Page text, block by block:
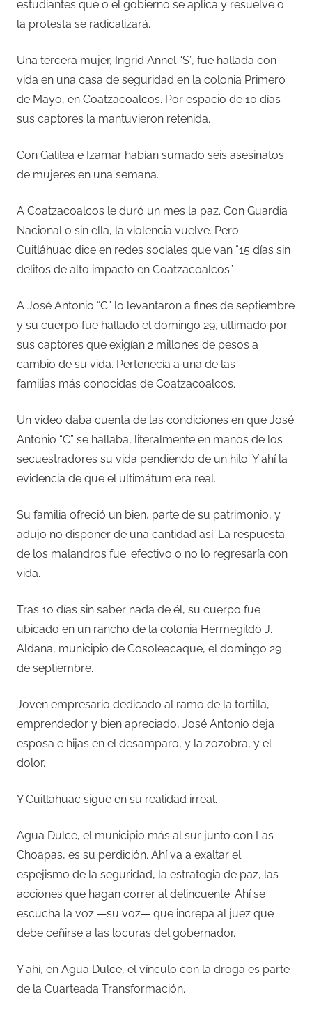
estudiantes que o el gobierno se aplica y resuelve o
la protesta se radicalizará.
Una tercera mujer, Ingrid Annel “S”, fue hallada con
vida en una casa de seguridad en la colonia Primero
de Mayo, en Coatzacoalcos. Por espacio de 10 días
sus captores la mantuvieron retenida.
Con Galilea e Izamar habían sumado seis asesinatos
de mujeres en una semana.
A Coatzacoalcos le duró un mes la paz. Con Guardia
Nacional o sin ella, la violencia vuelve. Pero
Cuitláhuac dice en redes sociales que van “15 días sin
delitos de alto impacto en Coatzacoalcos”.
A José Antonio “C” lo levantaron a fines de septiembre
y su cuerpo fue hallado el domingo 29, ultimado por
sus captores que exigían 2 millones de pesos a
cambio de su vida. Pertenecía a una de las
familias más conocidas de Coatzacoalcos.
Un video daba cuenta de las condiciones en que José
Antonio “C” se hallaba, literalmente en manos de los
secuestradores su vida pendiendo de un hilo. Y ahí la
evidencia de que el ultimátum era real.
Su familia ofreció un bien, parte de su patrimonio, y
adujo no disponer de una cantidad así. La respuesta
de los malandros fue: efectivo o no lo regresaría con
vida.
Tras 10 días sin saber nada de él, su cuerpo fue
ubicado en un rancho de la colonia Hermegildo J.
Aldana, municipio de Cosoleacaque, el domingo 29
de septiembre.
Joven empresario dedicado al ramo de la tortilla,
emprendedor y bien apreciado, José Antonio deja
esposa e hijas en el desamparo, y la zozobra, y el
dolor.
Y Cuitláhuac sigue en su realidad irreal.
Agua Dulce, el municipio más al sur junto con Las
Choapas, es su perdición. Ahí va a exaltar el
espejismo de la seguridad, la estrategia de paz, las
acciones que hagan correr al delincuente. Ahí se
escucha la voz —su voz— que increpa al juez que
debe ceñirse a las locuras del gobernador.
Y ahí, en Agua Dulce, el vínculo con la droga es parte
de la Cuarteada Transformación.